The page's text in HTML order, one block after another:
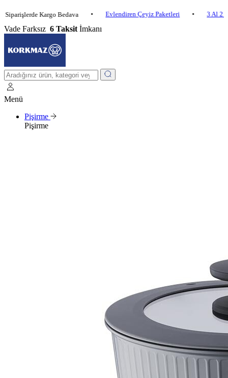
Kargo Bedava • Evlendiren Çeyiz Paketleri • 3 Al 2 Öde
Vade Farksız 6 Taksit İmkanı
Menü
Pişirme
Pişirme